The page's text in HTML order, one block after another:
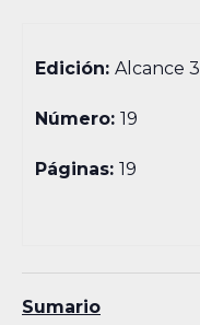
Edición:Alcance 3
Número:19
Páginas:19
Sumario